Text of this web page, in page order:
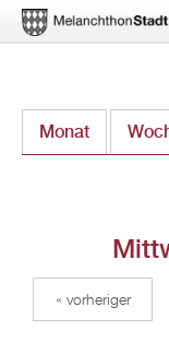
Monat
« vorheriger